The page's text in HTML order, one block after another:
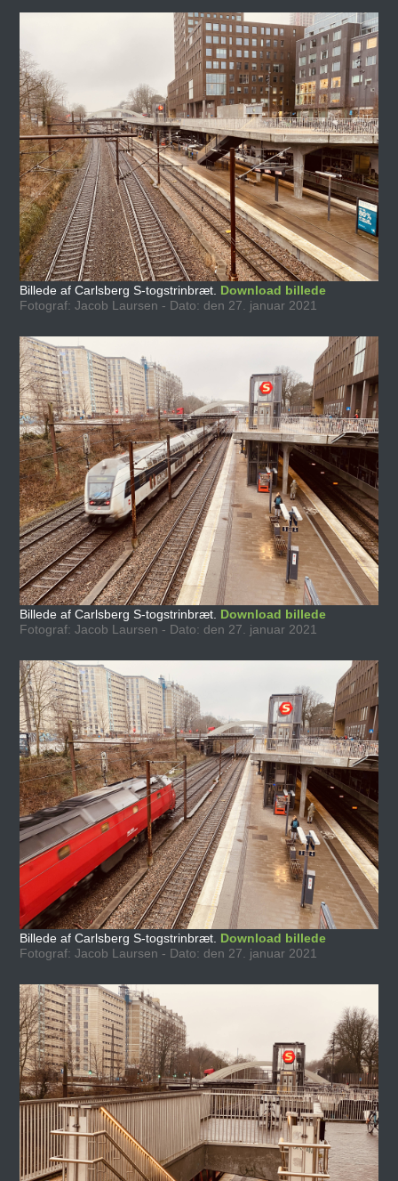
Billede af Carlsberg S-togstrinbræt. Download billede
Fotograf: Jacob Laursen - Dato: den 27. januar 2021
Billede af Carlsberg S-togstrinbræt. Download billede
Fotograf: Jacob Laursen - Dato: den 27. januar 2021
Billede af Carlsberg S-togstrinbræt. Download billede
Fotograf: Jacob Laursen - Dato: den 27. januar 2021